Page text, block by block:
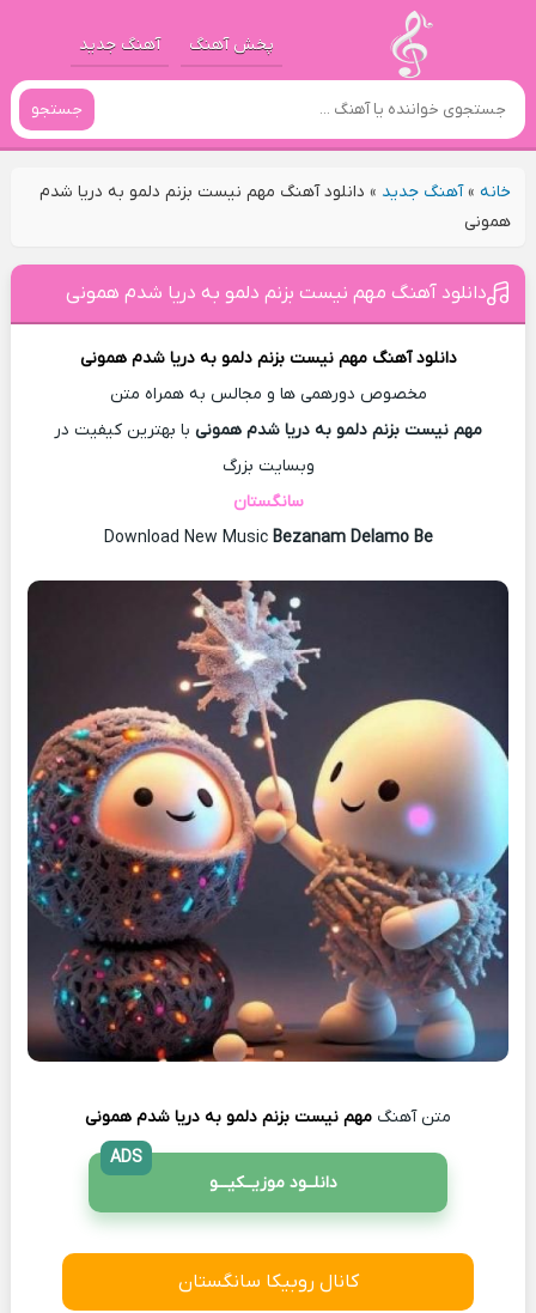
پخش آهنگ آهنگ جدید
جستجو
خانه»آهنگ جدید » دانلود آهنگ مهم نیست بزنم دلمو به دریا شدم
همونی
دانلود آهنگ مهم نیست بزنم دلمو به دریا شدم همونی
دانلود آهنگ مهم نیست بزنم دلمو به دریا شدم همونی
مخصوص دورهمی ها و مجالس به همراه متن
مهم نیست بزنم دلمو به دریا شدم همونی با بهترین کیفیت در
وبسایت بزرگ
سانگستان
Download New Music Bezanam Delamo Be
متن آهنگ مهم نیست بزنم دلمو به دریا شدم همونی
دانلــود موزیــکیـــو
ADS
کانال روبیکا سانگستان